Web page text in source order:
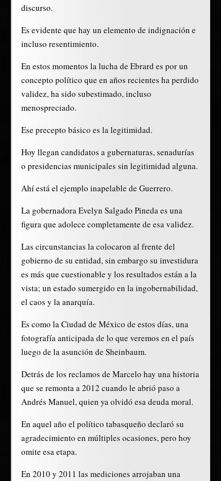
discurso.
Es evidente que hay un elemento de indignación e
incluso resentimiento.
En estos momentos la lucha de Ebrard es por un
concepto político que en años recientes ha perdido
validez, ha sido subestimado, incluso
menospreciado.
Ese precepto básico es la legitimidad.
Hoy llegan candidatos a gubernaturas, senadurías
o presidencias municipales sin legitimidad alguna.
Ahí está el ejemplo inapelable de Guerrero.
La gobernadora Evelyn Salgado Pineda es una
figura que adolece completamente de esa validez.
Las circunstancias la colocaron al frente del
gobierno de su entidad, sin embargo su investidura
es más que cuestionable y los resultados están a la
vista; un estado sumergido en la ingobernabilidad,
el caos y la anarquía.
Es como la Ciudad de México de estos días, una
fotografía anticipada de lo que veremos en el país
luego de la asunción de Sheinbaum.
Detrás de los reclamos de Marcelo hay una historia
que se remonta a 2012 cuando le abrió paso a
Andrés Manuel, quien ya olvidó esa deuda moral.
En aquel año el político tabasqueño declaró su
agradecimiento en múltiples ocasiones, pero hoy
omite esa etapa.
En 2010 y 2011 las mediciones arrojaban una